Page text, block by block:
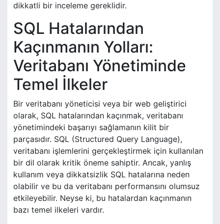
dikkatli bir inceleme gereklidir.
SQL Hatalarından
Kaçınmanın Yolları:
Veritabanı Yönetiminde
Temel İlkeler
Bir veritabanı yöneticisi veya bir web geliştirici
olarak, SQL hatalarından kaçınmak, veritabanı
yönetimindeki başarıyı sağlamanın kilit bir
parçasıdır. SQL (Structured Query Language),
veritabanı işlemlerini gerçekleştirmek için kullanılan
bir dil olarak kritik öneme sahiptir. Ancak, yanlış
kullanım veya dikkatsizlik SQL hatalarına neden
olabilir ve bu da veritabanı performansını olumsuz
etkileyebilir. Neyse ki, bu hatalardan kaçınmanın
bazı temel ilkeleri vardır.